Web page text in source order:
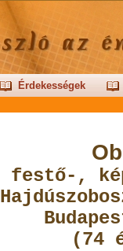
Érdekességek
festő-,
(74